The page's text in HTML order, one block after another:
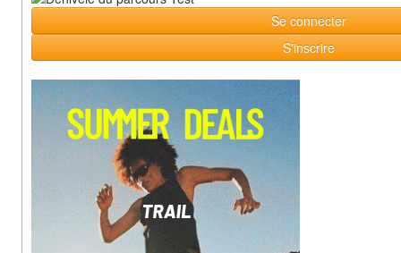
Se connecter
S'inscrire